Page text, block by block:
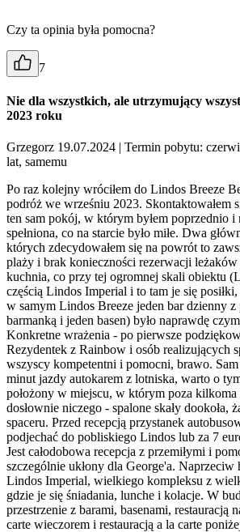
Czy ta opinia była pomocna?
7
Nie dla wszystkich, ale utrzymujący
2023 roku
Grzegorz 19.07.2024 | Termin pobytu:
lat, samemu
Po raz kolejny wróciłem do Lindos Breeze
podróż we wrześniu 2023. Skontaktowałem
ten sam pokój, w którym byłem poprzednio i
spełniona, co na starcie było miłe. Dwa
których zdecydowałem się na powrót to
plaży i brak konieczności rezerwacji leżaków
kuchnia, co przy tej ogromnej skali obiektu
częścią Lindos Imperial i to tam je się
w samym Lindos Breeze jeden bar dzienny z
barmanką i jeden basen) było naprawdę
Konkretne wrażenia - po pierwsze
Rezydentek z Rainbow i osób realizujących
wszyscy kompetentni i pomocni, brawo.
minut jazdy autokarem z lotniska, warto o
położony w miejscu, w którym poza kilkoma
dosłownie niczego - spalone skały dookoła,
spaceru. Przed recepcją przystanek
podjechać do pobliskiego Lindos lub za 7
Jest całodobowa recepcja z przemiłymi i
szczególnie ukłony dla George'a. Naprzeciw
Lindos Imperial, wielkiego kompleksu z
gdzie je się śniadania, lunche i kolacje. W
przestrzenie z barami, basenami, restauracją
carte wieczorem i restauracją a la carte